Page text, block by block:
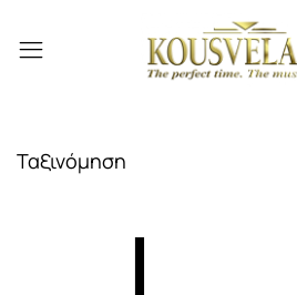
Ταξινόμηση